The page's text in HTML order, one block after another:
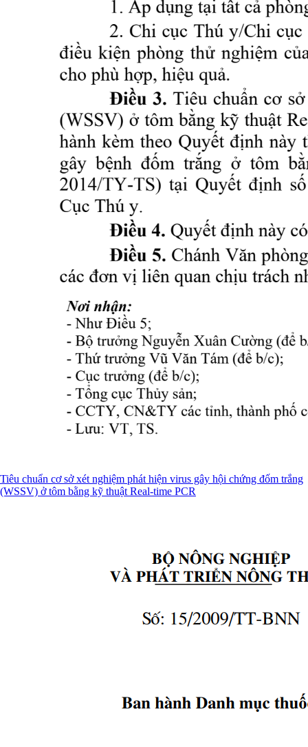
Tiêu chuẩn cơ sở xét nghiệm phát hiện virus gây hội chứng đốm trắng
(WSSV) ở tôm bằng kỹ thuật Real-time PCR